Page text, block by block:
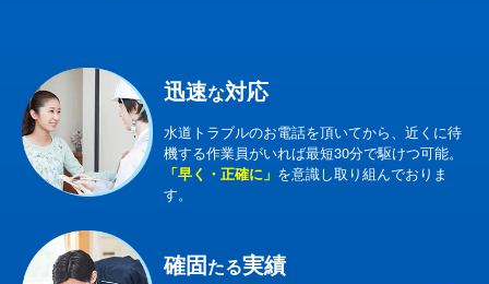
迅速な対応
水道トラブルのお電話を頂いてから、近くに待
機する作業員がいれば最短30分で駆けつ可能。
「早く・正確に」 を意識し取り組んでおりま
す。
確固たる実績